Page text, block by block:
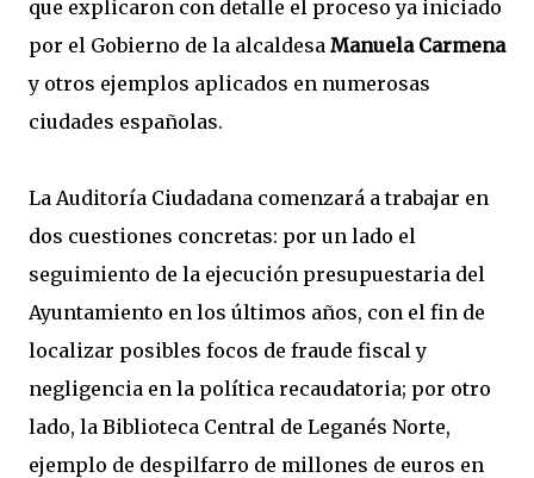
que explicaron con detalle el proceso ya iniciado
por el Gobierno de la alcaldesa Manuela Carmena
y otros ejemplos aplicados en numerosas
ciudades españolas.
La Auditoría Ciudadana comenzará a trabajar en
dos cuestiones concretas: por un lado el
seguimiento de la ejecución presupuestaria del
Ayuntamiento en los últimos años, con el fin de
localizar posibles focos de fraude fiscal y
negligencia en la política recaudatoria; por otro
lado, la Biblioteca Central de Leganés Norte,
ejemplo de despilfarro de millones de euros en